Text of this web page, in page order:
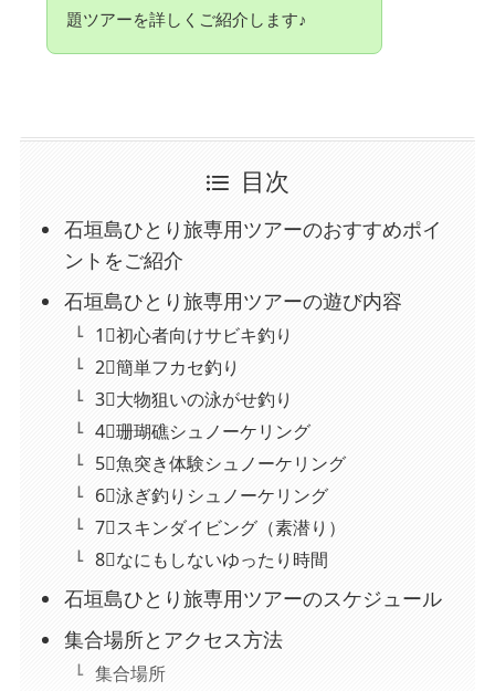
題ツアーを詳しくご紹介します♪
目次
石垣島ひとり旅専用ツアーのおすすめポイ
ントをご紹介
石垣島ひとり旅専用ツアーの遊び内容
1⃣初心者向けサビキ釣り
2⃣簡単フカセ釣り
3⃣大物狙いの泳がせ釣り
4⃣珊瑚礁シュノーケリング
5⃣魚突き体験シュノーケリング
6⃣泳ぎ釣りシュノーケリング
7⃣スキンダイビング（素潜り）
8⃣なにもしないゆったり時間
石垣島ひとり旅専用ツアーのスケジュール
集合場所とアクセス方法
集合場所